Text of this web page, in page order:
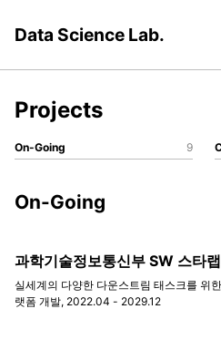
Data Science Lab.
Projects
On-Going 9
On-Going
과학기술정보통신부 SW 스타
실세계의 다양한 다운스트림 태스크를 위
랫폼 개발, 2022.04 - 2029.12